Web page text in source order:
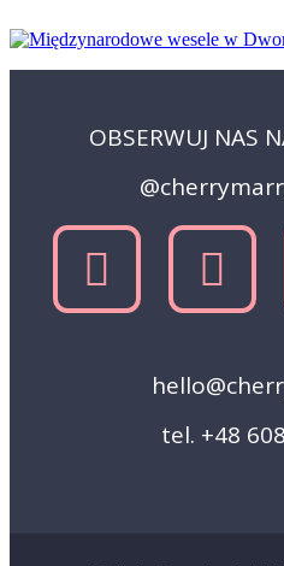
OBSERWUJ NAS
tel. +48